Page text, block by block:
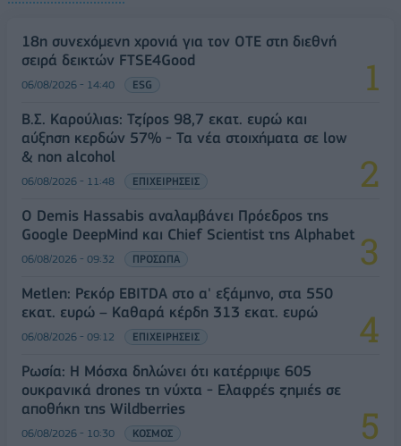
18η συνεχόμενη χρονιά για τον ΟΤΕ στη διεθνή
σειρά δεικτών FTSE4Good
06/08/2026 - 14:40 ESG
Β.Σ. Καρούλιας: Τζίρος 98,7 εκατ. ευρώ και
αύξηση κερδών 57% - Τα νέα στοιχήματα σε low
& non alcohol
06/08/2026 - 11:48 ΕΠΙΧΕΙΡΗΣΕΙΣ
Ο Demis Hassabis αναλαμβάνει Πρόεδρος της
Google DeepMind και Chief Scientist της Alphabet
06/08/2026 - 09:32 ΠΡΟΣΩΠΑ
Metlen: Ρεκόρ EBITDA στο α' εξάμηνο, στα 550
εκατ. ευρώ – Καθαρά κέρδη 313 εκατ. ευρώ
06/08/2026 - 09:12 ΕΠΙΧΕΙΡΗΣΕΙΣ
Ρωσία: Η Μόσχα δηλώνει ότι κατέρριψε 605
ουκρανικά drones τη νύχτα - Ελαφρές ζημιές σε
αποθήκη της Wildberries
06/08/2026 - 10:30 ΚΟΣΜΟΣ